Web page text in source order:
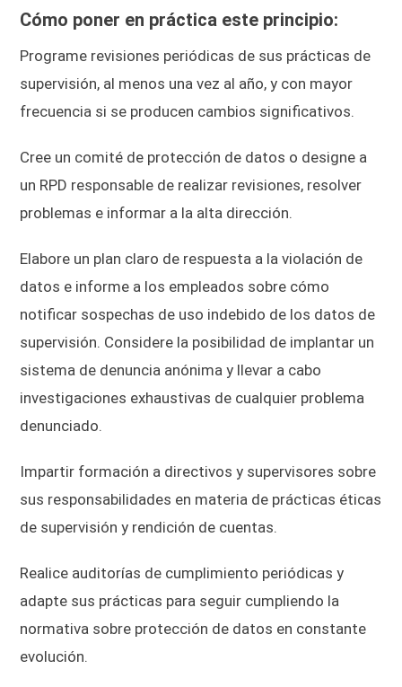
Cómo poner en práctica este principio:
Programe revisiones periódicas de sus prácticas de
supervisión, al menos una vez al año, y con mayor
frecuencia si se producen cambios significativos.
Cree un comité de protección de datos o designe a
un RPD responsable de realizar revisiones, resolver
problemas e informar a la alta dirección.
Elabore un plan claro de respuesta a la violación de
datos e informe a los empleados sobre cómo
notificar sospechas de uso indebido de los datos de
supervisión. Considere la posibilidad de implantar un
sistema de denuncia anónima y llevar a cabo
investigaciones exhaustivas de cualquier problema
denunciado.
Impartir formación a directivos y supervisores sobre
sus responsabilidades en materia de prácticas éticas
de supervisión y rendición de cuentas.
Realice auditorías de cumplimiento periódicas y
adapte sus prácticas para seguir cumpliendo la
normativa sobre protección de datos en constante
evolución.